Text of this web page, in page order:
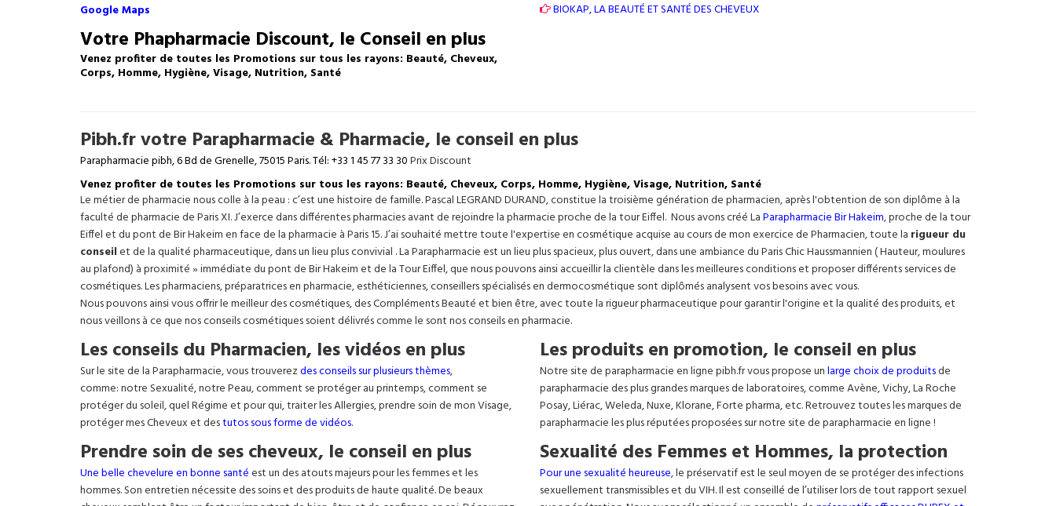
Google Maps
Votre Phapharmacie Discount, le Conseil en plus
Venez profiter de toutes les Promotions sur tous les rayons: Beauté, Cheveux,
Corps, Homme, Hygiène, Visage, Nutrition, Santé
BIOKAP, LA BEAUTÉ ET SANTÉ DES CHEVEUX
Pibh.fr votre Parapharmacie & Pharmacie, le conseil en plus
Parapharmacie pibh, 6 Bd de Grenelle, 75015 Paris. Tél: +33 1 45 77 33 30Prix Discount
Venez profiter de toutes les Promotions sur tous les rayons: Beauté, Cheveux, Corps, Homme, Hygiène, Visage, Nutrition, Santé
Le métier de pharmacie nous colle à la peau : c’est une histoire de famille. Pascal LEGRAND DURAND, constitue la troisième génération de pharmacien, après l'obtention de son diplôme à la
faculté de pharmacie de Paris XI. J’exerce dans différentes pharmacies avant de rejoindre la pharmacie proche de la tour Eiffel. Nous avons créé LaParapharmacie Bir Hakeim, proche de la tour
Eiffelet du pont de Bir Hakeim en face de la pharmacie à Paris 15. J’ai souhaité mettre toute l'expertise en cosmétique acquise au cours de mon exercice de Pharmacien, toute la rigueur du
conseilet de la qualité pharmaceutique, dans un lieu plus convivial . La Parapharmacie est un lieu plus spacieux, plus ouvert, dans une ambiance du Paris Chic Haussmannien ( Hauteur, moulures
au plafond) à proximité » immédiate du pont de Bir Hakeim et de la Tour Eiffel, que nous pouvons ainsi accueillir la clientèle dans les meilleures conditions et proposer différents services de
cosmétiques. Les pharmaciens, préparatrices en pharmacie, esthéticiennes, conseillers spécialisés en dermocosmétique sont diplômés analysent vos besoins avec vous.
Nous pouvons ainsi vous offrir le meilleur des cosmétiques, des Compléments Beauté et bien être, avec toute la rigueur pharmaceutique pour garantir l'origine et la qualité des produits, et
nous veillons à ce que nos conseils cosmétiques soient délivrés comme le sont nos conseils en pharmacie.
Les conseils du Pharmacien, les vidéos en plus
Sur le site de la Parapharmacie, vous trouverezdes conseils sur plusieurs thèmes,
comme: notre Sexualité, notre Peau, comment se protéger au printemps, comment se
protéger du soleil, quel Régime et pour qui, traiter les Allergies, prendre soin de mon Visage,
protéger mes Cheveux et destutos sous forme de vidéos.
Les produits en promotion, le conseil en plus
Notre site de parapharmacie en ligne pibh.fr vous propose unlarge choix de produitsde
parapharmacie des plus grandes marques de laboratoires, comme Avène, Vichy, La Roche
Posay, Liérac, Weleda, Nuxe, Klorane, Forte pharma, etc. Retrouvez toutes les marques de
parapharmacie les plus réputées proposées sur notre site de parapharmacie en ligne !
Prendre soin de ses cheveux, le conseil en plus
Une belle chevelure en bonne santéest un des atouts majeurs pour les femmes et les
hommes. Son entretien nécessite des soins et des produits de haute qualité. De beaux
Sexualité des Femmes et Hommes, la protection
Pour une sexualité heureuse, le préservatif est le seul moyen de se protéger des infections
sexuellement transmissibles et du VIH. Il est conseillé de l’utiliser lors de tout rapport sexuel